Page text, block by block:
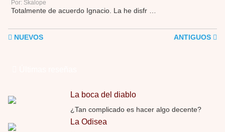
Por: Skalope
Totalmente de acuerdo Ignacio. La he disfr …
NUEVOS ANTIGUOS
La boca del diablo
¿Tan complicado es hacer algo decente?
La Odisea